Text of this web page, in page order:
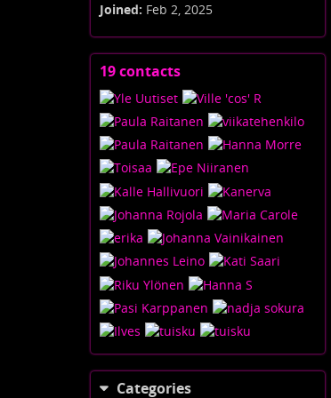
Joined: Feb 2, 2025
19 contactsView
contacts
Categories